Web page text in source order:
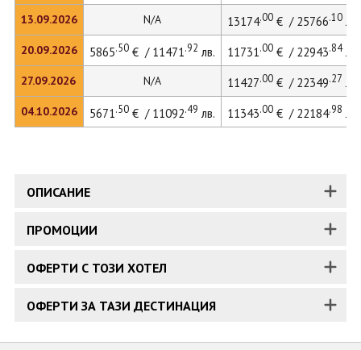
13.09.2026
20.09.2026
27.09.2026
04.10.2026
N/A 13174.00€ / 25766.10лв.
5865.50€ / 11471.92 лв. 11731.00€ / 22943.84лв.
N/A 11427.00€ / 22349.27 лв.
5671.50€ / 11092.49 лв. 11343.00€ / 22184.98 лв.
ОПИСАНИЕ
ПРОМОЦИИ
ОФЕРТИ С ТОЗИ ХОТЕЛ
ОФЕРТИ ЗА ТАЗИ ДЕСТИНАЦИЯ